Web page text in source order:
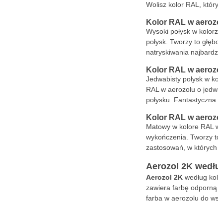
Wolisz kolor RAL,
Kolor RAL w
Wysoki połysk w
połysk. Tworzy to
natryskiwania
Kolor RAL w
Jedwabisty połysk w
RAL w aerozolu o
połysku.
Kolor RAL w
Matowy w kolore RAL
wykończenia. Tworzy
zastosowań, w
Aerozol 2K
Aerozol 2K według
zawiera farbę
farba w aerozolu do